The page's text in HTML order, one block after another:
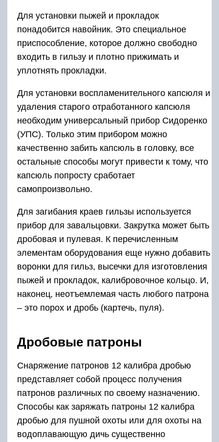
Для установки пыжей и прокладок
понадобится навойник. Это специальное
приспособление, которое должно свободно
входить в гильзу и плотно прижимать и
уплотнять прокладки.
Для установки воспламенительного капсюля и
удаления старого отработанного капсюля
необходим универсальный прибор Сидоренко
(УПС). Только этим прибором можно
качественно забить капсюль в головку, все
остальные способы могут привести к тому, что
капсюль попросту сработает
самопроизвольно.
Для загибания краев гильзы используется
прибор для завальцовки. Закрутка может быть
дробовая и пулевая. К перечисленным
элементам оборудования еще нужно добавить
воронки для гильз, высечки для изготовления
пыжей и прокладок, калибровочное кольцо. И,
наконец, неотъемлемая часть любого патрона
– это порох и дробь (картечь, пуля).
Дробовые патроны
Снаряжение патронов 12 калибра дробью
представляет собой процесс получения
патронов различных по своему назначению.
Способы как заряжать патроны 12 калибра
дробью для пушной охоты или для охоты на
водоплавающую дичь существенно